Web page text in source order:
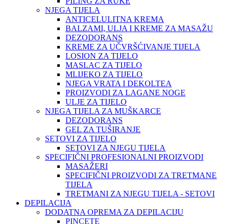
NJEGA TIJELA
ANTICELULITNA KREMA
BALZAMI, ULJA I KREME ZA MASAŽU
DEZODORANS
KREME ZA UČVRŠĆIVANJE TIJELA
LOSION ZA TIJELO
MASLAC ZA TIJELO
MLIJEKO ZA TIJELO
NJEGA VRATA I DEKOLTEA
PROIZVODI ZA LAGANE NOGE
ULJE ZA TIJELO
NJEGA TIJELA ZA MUŠKARCE
DEZODORANS
GEL ZA TUŠIRANJE
SETOVI ZA TIJELO
SETOVI ZA NJEGU TIJELA
SPECIFIČNI PROFESIONALNI PROIZVODI
MASAŽERI
SPECIFIČNI PROIZVODI ZA TRETMANE
TIJELA
TRETMANI ZA NJEGU TIJELA - SETOVI
DEPILACIJA
DODATNA OPREMA ZA DEPILACIJU
PINCETE